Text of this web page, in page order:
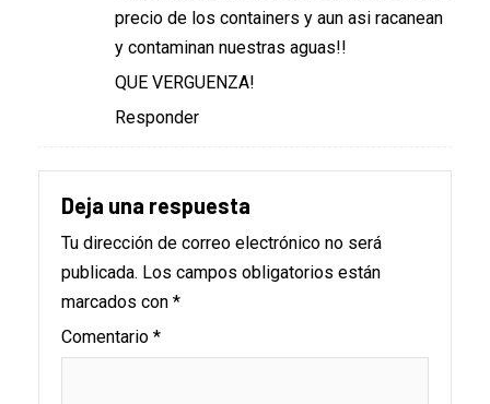
precio de los containers y aun asi racanean
y contaminan nuestras aguas!!
QUE VERGUENZA!
Responder
Deja una respuesta
Tu dirección de correo electrónico no será
publicada. Los campos obligatorios están
marcados con *
Comentario *